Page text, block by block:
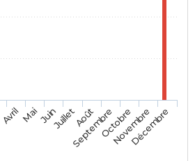
AvrilMaiJuinJuilletAoût
SeptembreOctobre
Novembre
Décembre